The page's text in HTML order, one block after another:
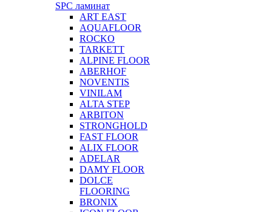
SPC ламинат
ART EAST
AQUAFLOOR
ROCKO
TARKETT
ALPINE FLOOR
ABERHOF
NOVENTIS
VINILAM
ALTA STEP
ARBITON
STRONGHOLD
FAST FLOOR
ALIX FLOOR
ADELAR
DAMY FLOOR
DOLCE
FLOORING
BRONIX